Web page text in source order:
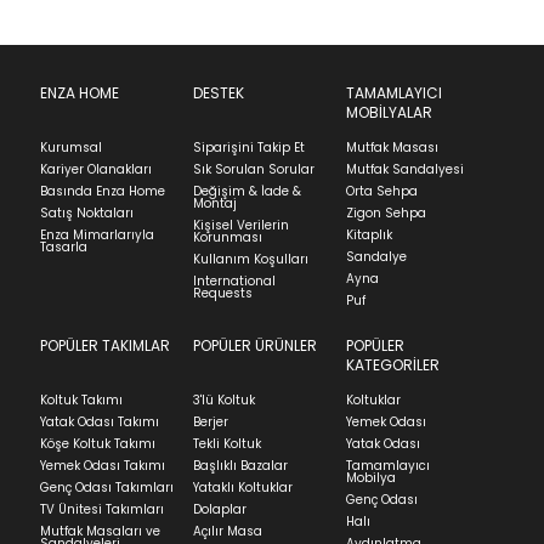
SUBMIT
indication of where stock might be available but
we can't guarantee it'll be there for long.
içinde iade başvurusunda bulunarak sürecinizi
Ürünü iade etmek için, orijinal kutusuyla ve
faturasıyla birlikte göndermelisiniz.
İadenizin kabul edilmesi için, ürünün hasar
görmemiş, kurulumunun yapılmamış ve
kullanılmamış olması gerekmektedir.
İade ve Değişim bölümünü ziyaret ediniz.
Teslimat
Ev tekstili siparişlerinizin kargoya verilme süresi
ortalama 5-24 iş günüdür.
Yatak siparişlerinizin teslim süresi yaşadığınız şehre
ve ürünün stok durumuna göre ortalama 5-24 iş
günüdür.
Panel ve Döşeme grubu ürün siparişlerinizin teslim
ENZA HOME
Kurumsal
Kariyer Olanakları
Basında Enza Home
Satış Noktaları
Enza Mimarlarıyla
Tasarla
DESTEK
Siparişini Takip Et
Sık Sorulan Sorular
Değişim & İade &
Montaj
Kişisel Verilerin
Korunması
Kullanım Koşulları
International
Requests
TAMAMLAYICI
MOBİLYALAR
Mutfak Masası
Mutfak Sandalyesi
Orta Sehpa
Zigon Sehpa
Kitaplık
Sandalye
Ayna
Puf
POPÜLER TAKIMLAR
Koltuk Takımı
Yatak Odası Takımı
Köşe Koltuk Takımı
Yemek Odası Takımı
Genç Odası Takımları
TV Ünitesi Takımları
Mutfak Masaları ve
POPÜLER ÜRÜNLER
3'lü Koltuk
Berjer
Tekli Koltuk
Başlıklı Bazalar
Yataklı Koltuklar
Dolaplar
Açılır Masa
POPÜLER
KATEGORİLER
Koltuklar
Yemek Odası
Yatak Odası
Tamamlayıcı
Mobilya
Genç Odası
Halı